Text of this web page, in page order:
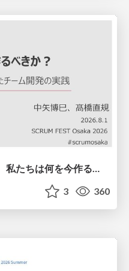
AIは実装を速くする。では、私たちは何を今作るべきか？－立場を越えてリリースに向き合ったチーム開発の実践 / 20260801 Hiromi Nakaya and Naoki Takahashi
3 360